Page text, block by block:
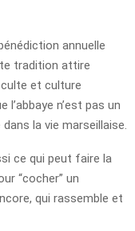
annuelle
tradition attire
culte et culture
n’est pas un
la vie marseillaise.
ce qui peut faire la
“cocher” un
qui rassemble et